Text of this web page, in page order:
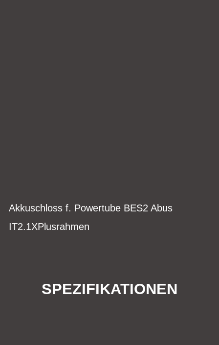
Akkuschloss f. Powertube BES2 Abus
IT2.1XPlusrahmen
SPEZIFIKATIONEN